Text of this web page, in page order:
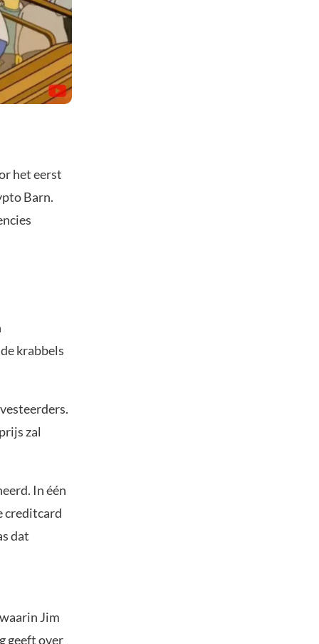
het eerst
Barn.
krabbels
zal
In één
creditcard
dat
Jim
geeft over